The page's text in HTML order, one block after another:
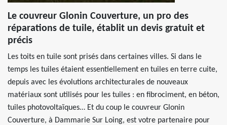
Le couvreur Glonin Couverture, un pro des
réparations de tuile, établit un devis gratuit et
précis
Les toits en tuile sont prisés dans certaines villes. Si dans le
temps les tuiles étaient essentiellement en tuiles en terre cuite,
depuis avec les évolutions architecturales de nouveaux
matériaux sont utilisés pour les tuiles : en fibrociment, en béton,
tuiles photovoltaïques… Et du coup le couvreur Glonin
Couverture, à Dammarie Sur Loing, est votre partenaire pour